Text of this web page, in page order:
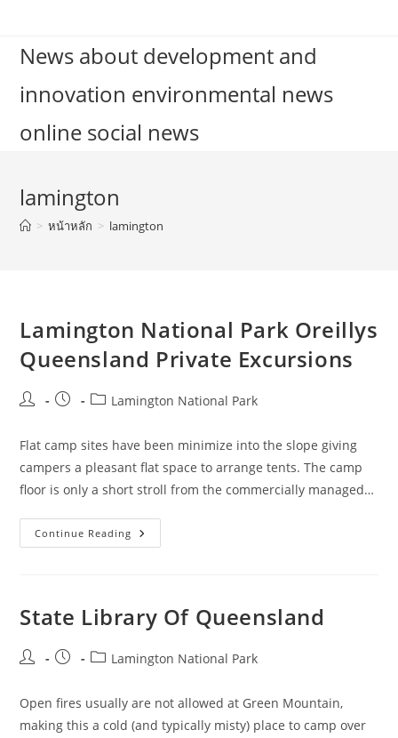
contentNews about development and
innovation environmental news
online social news
lamington
> หน้าหลัก > lamington
Lamington National Park Oreillys
Queensland Private Excursions
Post
Post
PostLamington National Park
Flat camp sites have been minimize into the slope giving
campers a pleasant flat space to arrange tents. The camp
floor is only a short stroll from the commercially managed…
Continue Reading Lamington
National
Excursions
State Library Of Queensland
Post
Post
PostLamington National Park
Open fires usually are not allowed at Green Mountain,
making this a cold (and typically misty) place to camp over